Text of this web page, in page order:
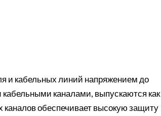
и кабельных линий напряжением до
каналами, выпускаются как
обеспечивает высокую защиту